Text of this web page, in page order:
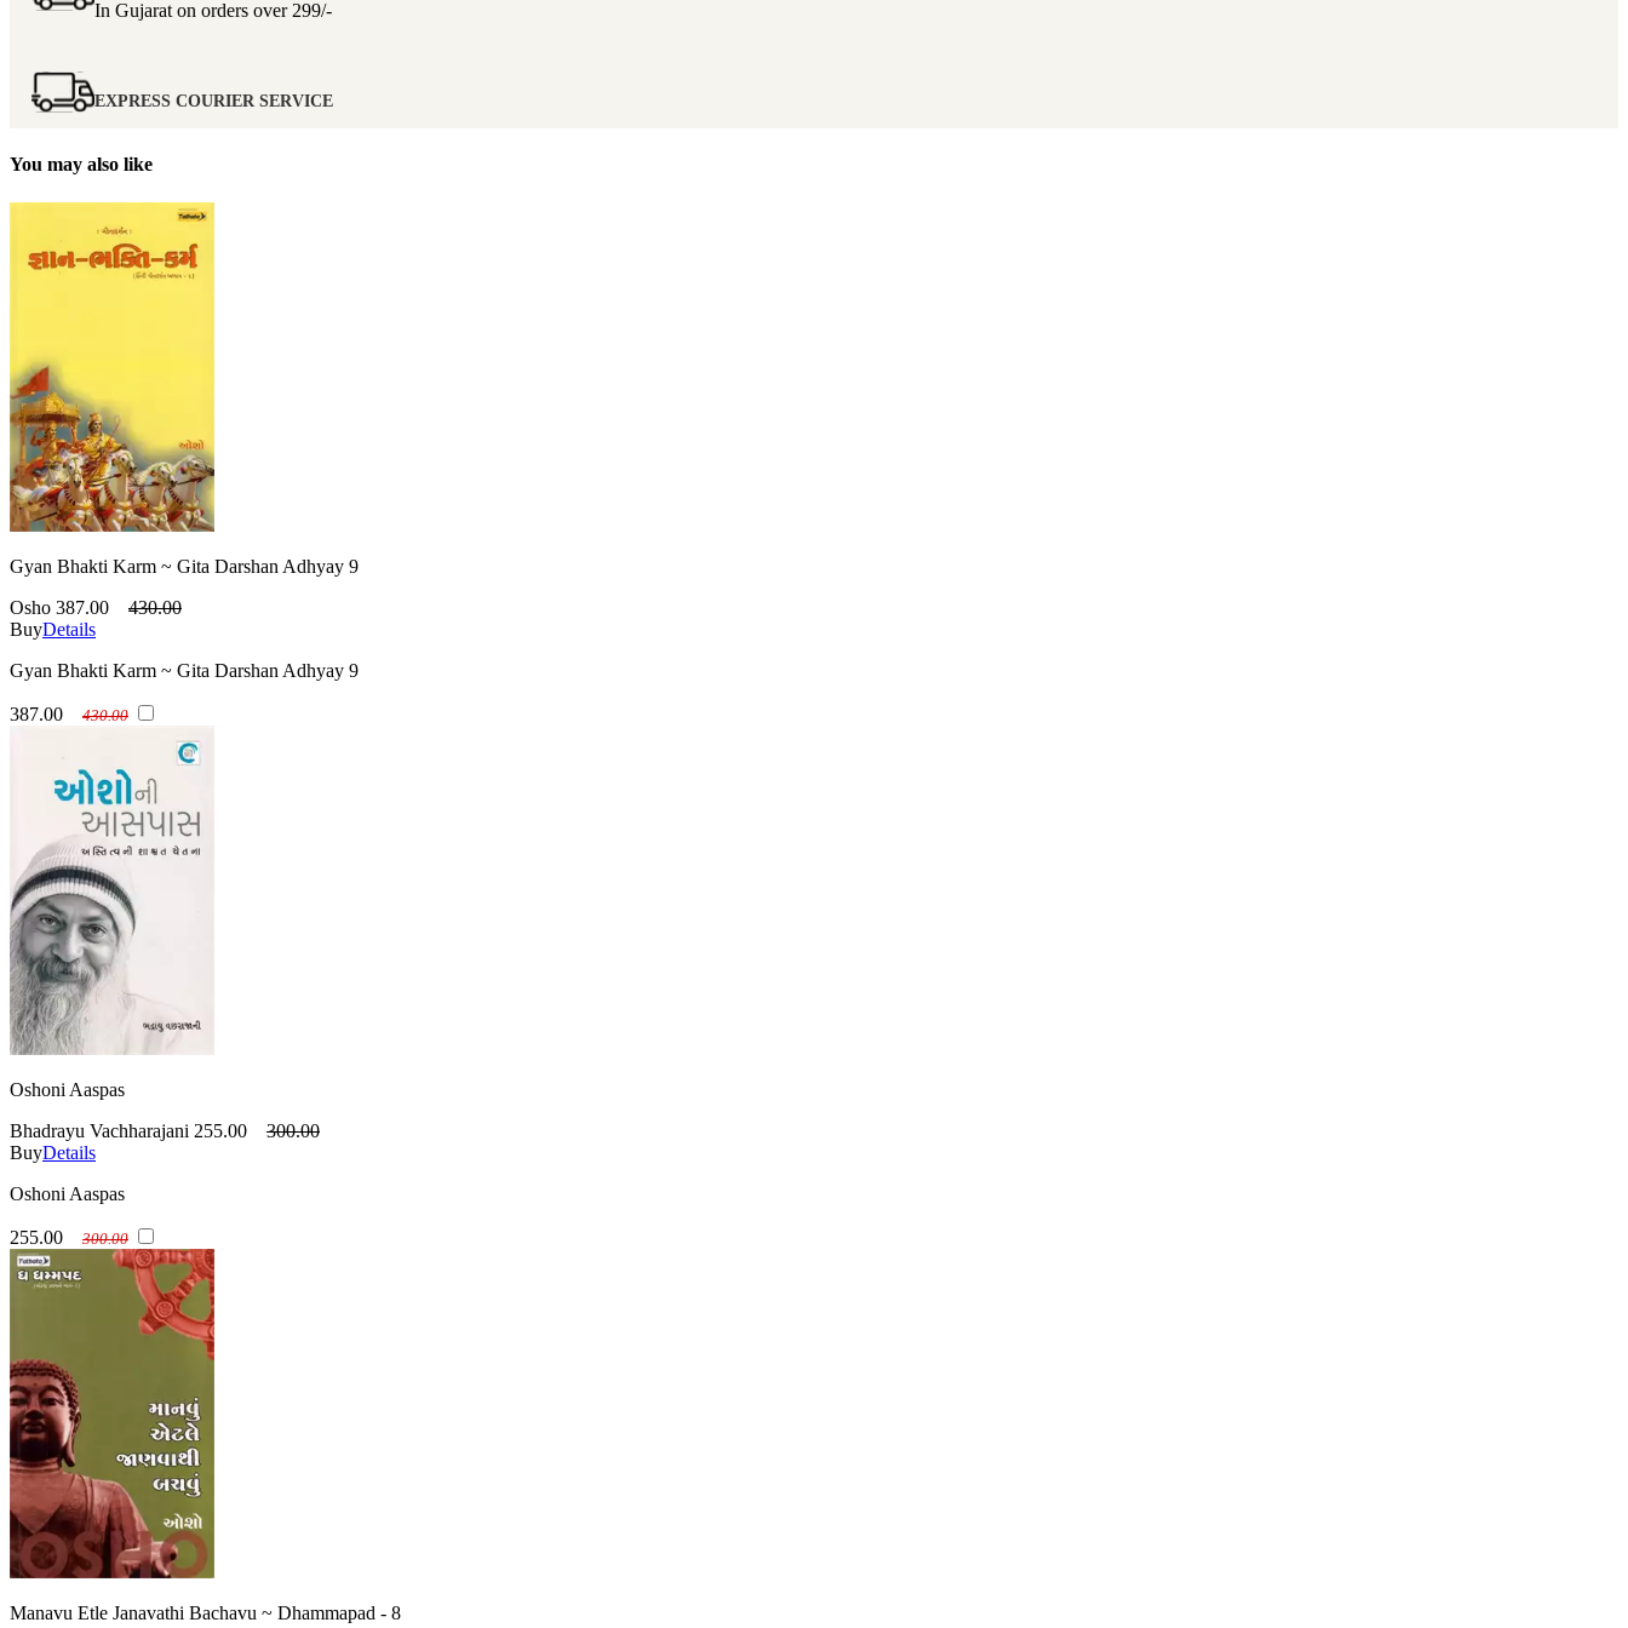
In Gujarat on orders over 299/-
EXPRESS COURIER SERVICE
You may also like
Gyan Bhakti Karm ~ Gita Darshan Adhyay 9
Osho 387.00
430.00
BuyDetails
Gyan Bhakti Karm ~ Gita Darshan Adhyay 9
387.00 430.00
Oshoni Aaspas
Bhadrayu Vachharajani 255.00
300.00
BuyDetails
Oshoni Aaspas
255.00 300.00
Manavu Etle Janavathi Bachavu ~ Dhammapad - 8